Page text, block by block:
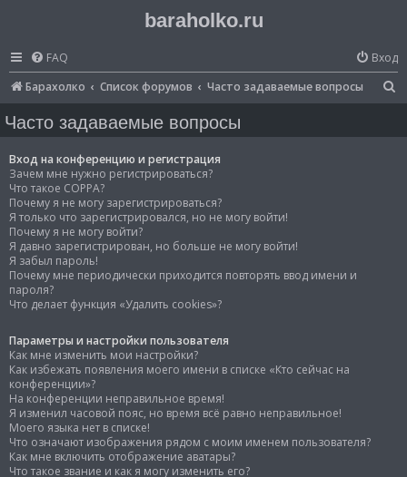
baraholko.ru
FAQ
Вход
Барахолко
Список форумов Часто задаваемые вопросы
Часто задаваемые вопросы
Вход на конференцию и регистрация
Зачем мне нужно регистрироваться?
Что такое COPPA?
Почему я не могу зарегистрироваться?
Я только что зарегистрировался, но не могу войти!
Почему я не могу войти?
Я давно зарегистрирован, но больше не могу войти!
Я забыл пароль!
Почему мне периодически приходится повторять ввод имени и
пароля?
Что делает функция «Удалить cookies»?
Параметры и настройки пользователя
Как мне изменить мои настройки?
Как избежать появления моего имени в списке «Кто сейчас на
конференции»?
На конференции неправильное время!
Я изменил часовой пояс, но время всё равно неправильное!
Моего языка нет в списке!
Что означают изображения рядом с моим именем пользователя?
Как мне включить отображение аватары?
Что такое звание и как я могу изменить его?